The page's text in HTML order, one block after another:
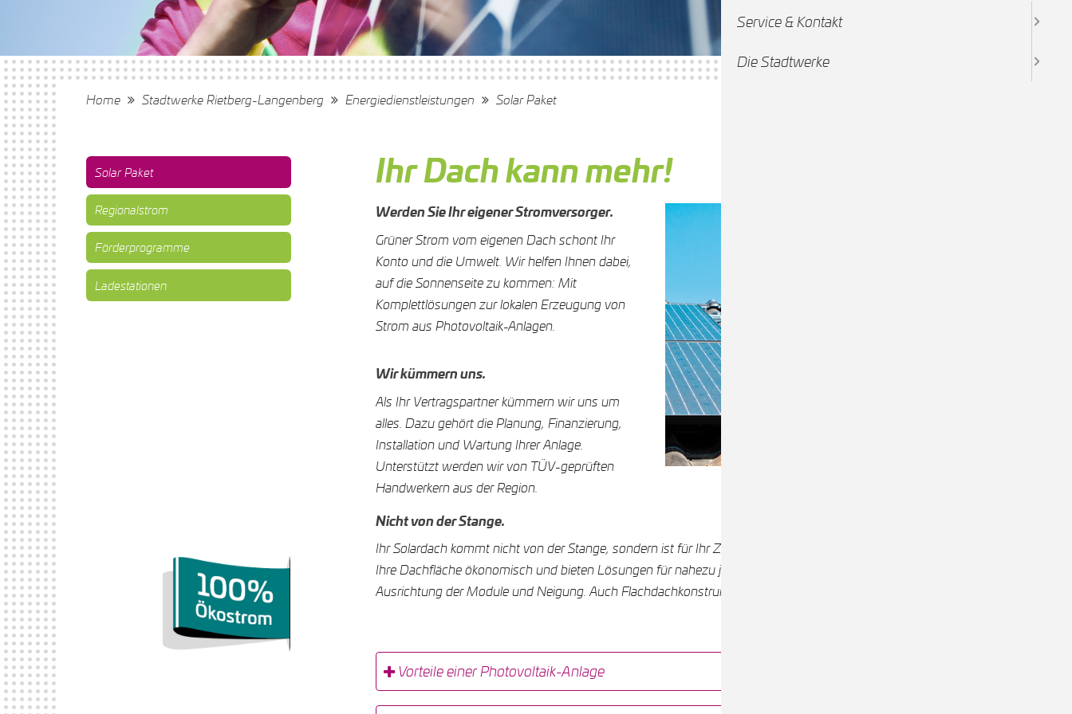
Home Stadtwerke Rietberg-Langenberg Energiedienstleistungen Solar Paket
Ihr Dach kann mehr!
Werden Sie Ihr eigener Stromversorger.
Grüner Strom vom eigenen Dach schont Ihr
Konto und die Umwelt. Wir helfen Ihnen dabei,
auf die Sonnenseite zu kommen: Mit
Komplettlösungen zur lokalen Erzeugung von
Strom aus Photovoltaik-Anlagen.
Wir kümmern uns.
Als Ihr Vertragspartner kümmern wir uns um
alles. Dazu gehört die Planung, Finanzierung,
Installation und Wartung Ihrer Anlage.
Unterstützt werden wir von TÜV-geprüften
Handwerkern aus der Region.
Nicht von der Stange.
Ihr Solardach kommt nicht von der Stange, sondern ist für Ihr Zuhause maßgeschneidert. Wir nutzen
Ihre Dachfläche ökonomisch und bieten Lösungen für nahezu jede Dachform – durch eine optimale
Ausrichtung der Module und Neigung. Auch Flachdachkonstruktionen sind kein Problem.
Vorteile einer Photovoltaik-Anlage
Solar Paket
Regionalstrom
Förderprogramme
Ladestationen
Service & Kontakt
Die Stadtwerke